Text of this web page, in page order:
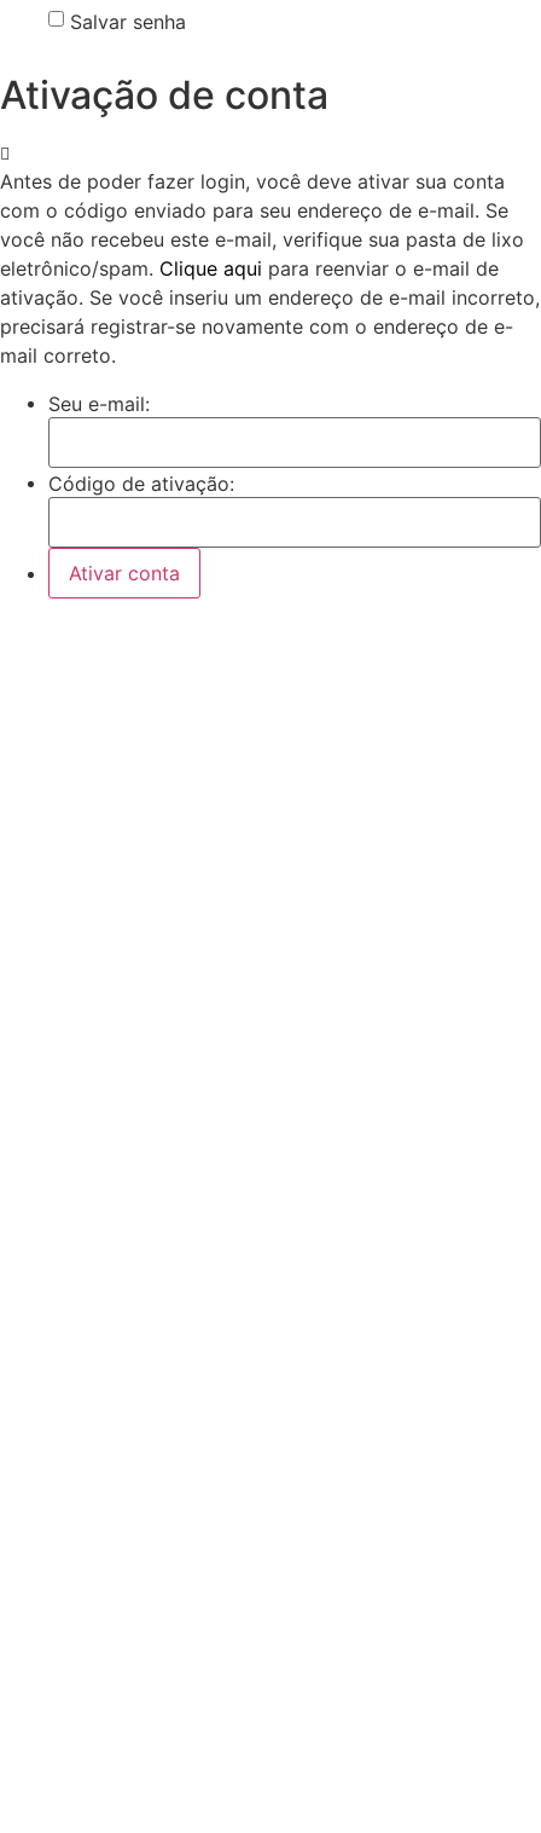
Salvar senha
Ativação de conta
Antes de poder fazer login, você deve ativar sua conta
com o código enviado para seu endereço de e-mail. Se
você não recebeu este e-mail, verifique sua pasta de lixo
eletrônico/spam. Clique aqui para reenviar o e-mail de
ativação. Se você inseriu um endereço de e-mail incorreto,
precisará registrar-se novamente com o endereço de e-
mail correto.
Seu e-mail:
Código de ativação: